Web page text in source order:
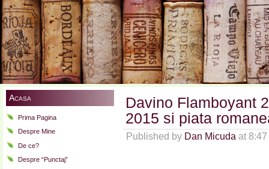
Acasa
Prima Pagina
Despre Mine
De ce?
Despre “Punctaj”
Davino Flamboyant
2015 si piata
Published by Dan Micuda at